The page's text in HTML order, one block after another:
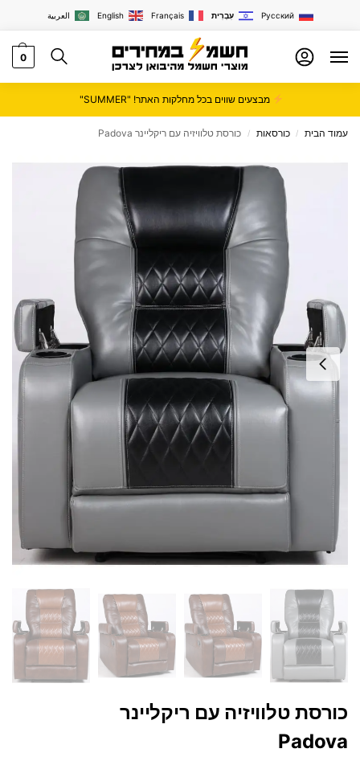
العربية English Français עִבְרִית Русский
0
מבצעים שווים בכל מחלקות האתר! "SUMMER"
עמוד הבית / כורסאות / כורסת טלוויזיה עם ריקליינר Padova
כורסת טלוויזיה עם ריקליינר
Padova